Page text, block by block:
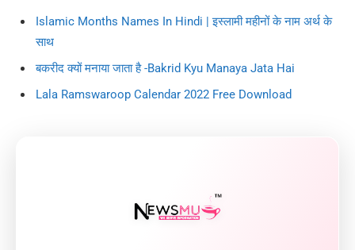
Islamic Months Names In Hindi | इस्लामी महीनों के नाम अर्थ के
साथ
बकरीद क्यों मनाया जाता है -Bakrid Kyu Manaya Jata Hai
Lala Ramswaroop Calendar 2022 Free Download